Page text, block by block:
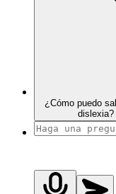
¿Cómo puedo
dislexia?